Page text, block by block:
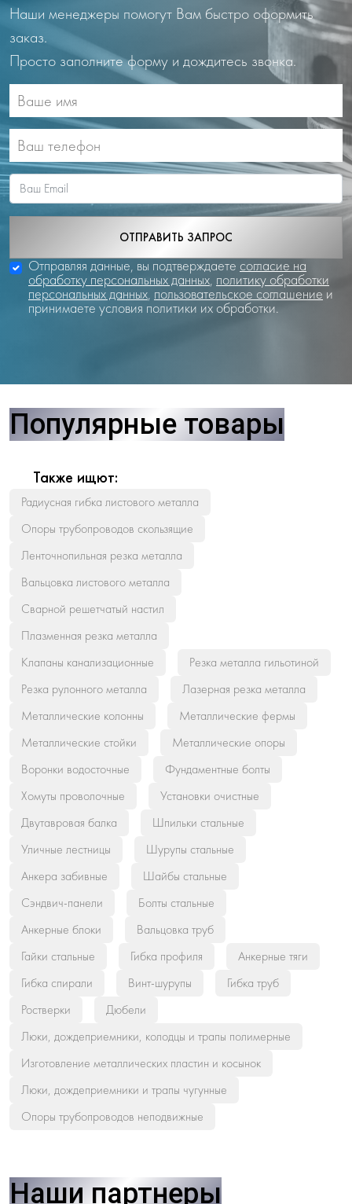
Наши менеджеры помогут Вам быстро оформить
заказ.
Просто заполните форму и дождитесь звонка.
ОТПРАВИТЬ ЗАПРОС
Отправляя данные, вы подтверждаете согласие на
обработку персональных данных, политику обработки
персональных данных, пользовательское соглашение и
принимаете условия политики их обработки.
Популярные товары
Также ищют:
Радиусная гибка листового металла
Опоры трубопроводов скользящие
Ленточнопильная резка металла
Вальцовка листового металла
Сварной решетчатый настил
Плазменная резка металла
Клапаны канализационные
Резка металла гильотиной
Резка рулонного металла
Лазерная резка металла
Металлические колонны
Металлические фермы
Металлические стойки
Металлические опоры
Воронки водосточные
Фундаментные болты
Хомуты проволочные
Установки очистные
Двутавровая балка
Шпильки стальные
Уличные лестницы
Шурупы стальные
Анкера забивные
Шайбы стальные
Сэндвич-панели
Болты стальные
Анкерные блоки
Вальцовка труб
Гайки стальные
Гибка профиля
Анкерные тяги
Гибка спирали
Винт-шурупы
Гибка труб
Ростверки
Дюбели
Люки, дождеприемники, колодцы и трапы полимерные
Изготовление металлических пластин и косынок
Люки, дождеприемники и трапы чугунные
Опоры трубопроводов неподвижные
Наши партнеры